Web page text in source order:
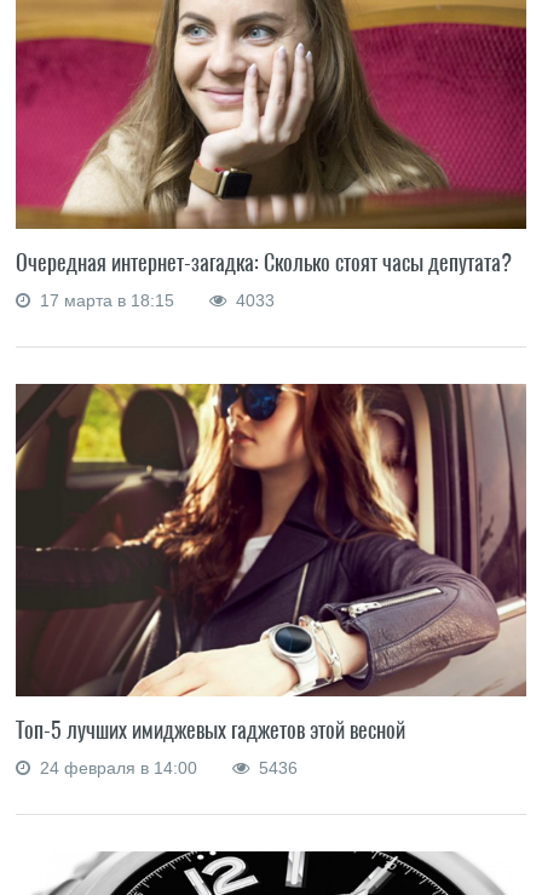
Очередная интернет-загадка: Сколько стоят часы депутата?
17 марта в 18:15 4033
Топ-5 лучших имиджевых гаджетов этой весной
24 февраля в 14:00 5436